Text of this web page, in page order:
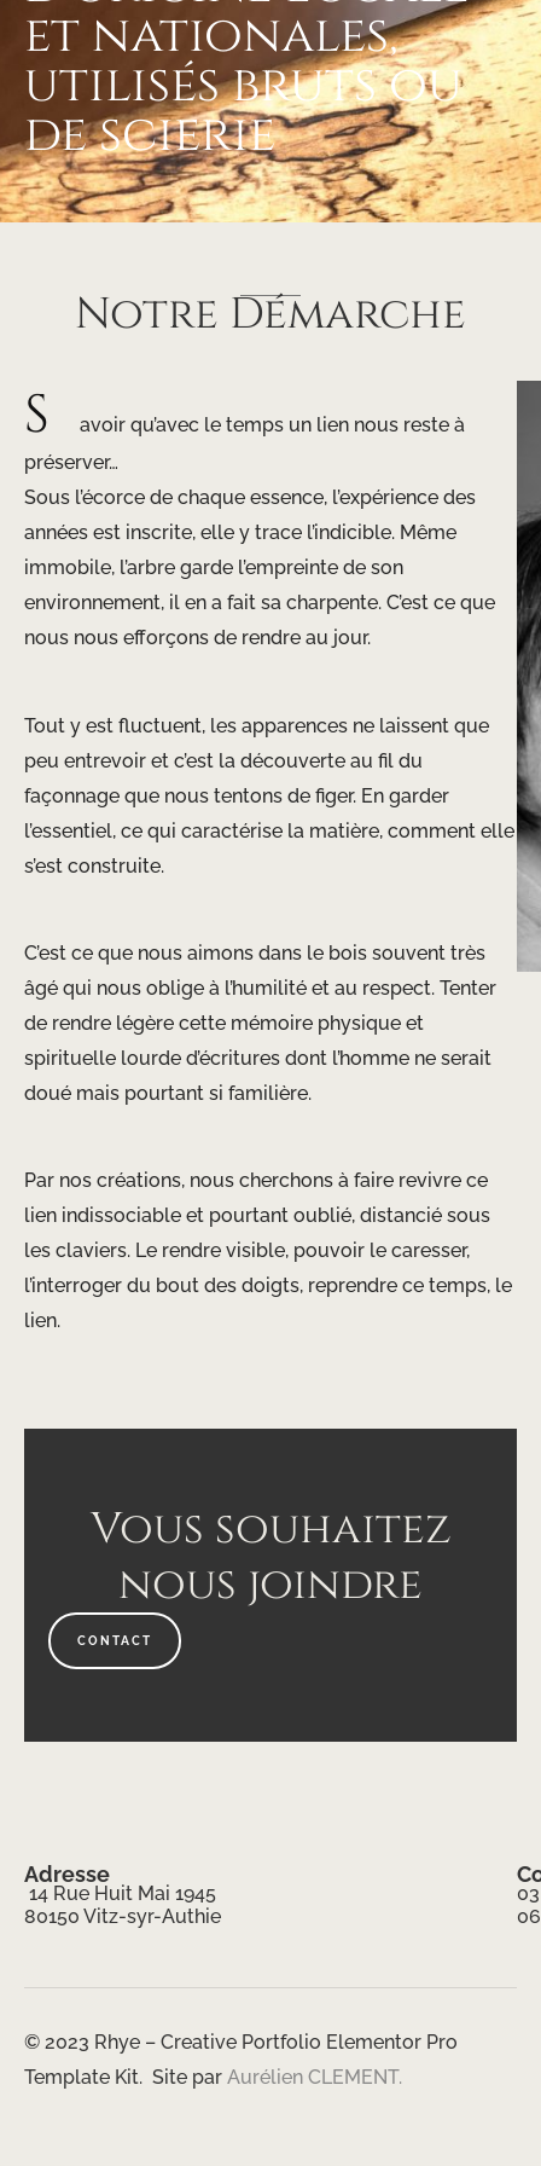
et nationales,
utilisés bruts ou
de scierie
Notre Démarche
S
avoir qu’avec le temps un lien nous reste à
préserver…
Sous l’écorce de chaque essence, l’expérience des
années est inscrite, elle y trace l’indicible. Même
immobile, l’arbre garde l’empreinte de son
environnement, il en a fait sa charpente. C’est ce que
nous nous efforçons de rendre au jour.
Tout y est fluctuent, les apparences ne laissent que
peu entrevoir et c’est la découverte au fil du
façonnage que nous tentons de figer. En garder
l’essentiel, ce qui caractérise la matière, comment elle
s’est construite.
C’est ce que nous aimons dans le bois souvent très
âgé qui nous oblige à l’humilité et au respect. Tenter
de rendre légère cette mémoire physique et
spirituelle lourde d’écritures dont l’homme ne serait
doué mais pourtant si familière.
Par nos créations, nous cherchons à faire revivre ce
lien indissociable et pourtant oublié, distancié sous
les claviers. Le rendre visible, pouvoir le caresser,
l’interroger du bout des doigts, reprendre ce temps, le
lien.
Vous souhaitez
nous joindre
CONTACT
Adresse
14 Rue Huit Mai 1945
80150 Vitz-syr-Authie
© 2023 Rhye – Creative Portfolio Elementor Pro
Template Kit. Site par Aurélien CLEMENT.